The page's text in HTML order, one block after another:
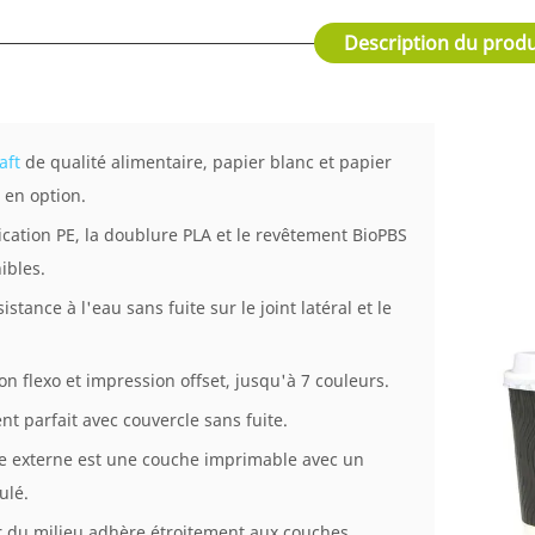
Description du
de qualité alimentaire, papier blanc et papier
option.
PE, la doublure PLA et le revêtement BioPBS
à l'eau sans fuite sur le joint latéral et le
flexo et impression offset, jusqu'à 7 couleurs.
parfait avec couvercle sans fuite.
externe est une couche imprimable avec un